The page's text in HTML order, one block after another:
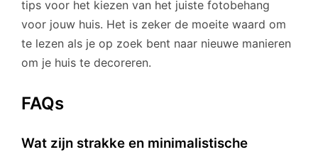
tips voor het kiezen van het juiste fotobehang
voor jouw huis. Het is zeker de moeite waard om
te lezen als je op zoek bent naar nieuwe manieren
om je huis te decoreren.
FAQs
Wat zijn strakke en minimalistische